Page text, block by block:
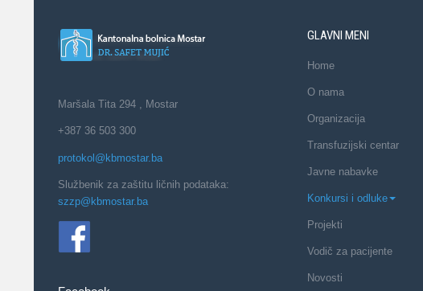
Maršala Tita 294 , Mostar
+387 36 503 300
protokol@kbmostar.ba
Službenik za zaštitu ličnih podataka:
szzp@kbmostar.ba
GLAVNI MENI
Home
O nama
Organizacija
Transfuzijski centar
Javne nabavke
Konkursi i odluke
Projekti
Vodič za pacijente
Novosti